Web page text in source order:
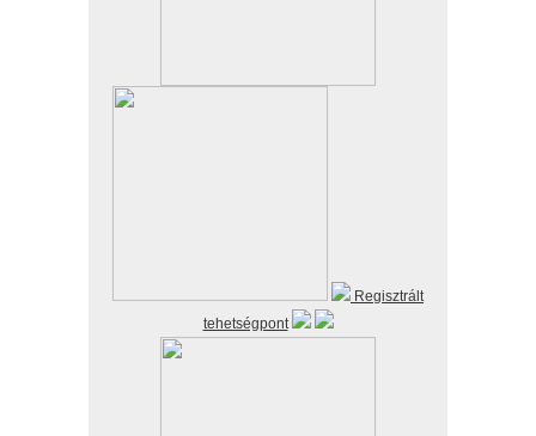
Regisztrált
tehetségpont